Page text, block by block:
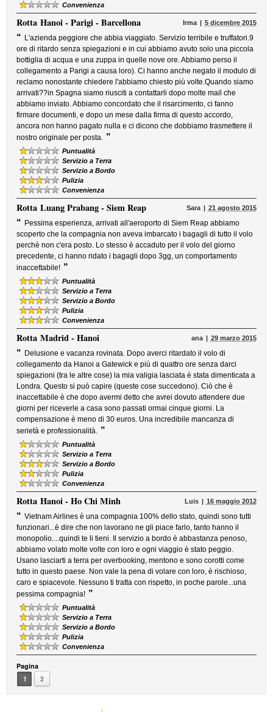
Convenienza
RottaHanoi - Parigi - Barcellona Irma 5 dicembre 2015
“ L'azienda peggiore che abbia viaggiato. Servizio terribile e truffatori.9
ore di ritardo senza spiegazioni e in cui abbiamo avuto solo una piccola
bottiglia di acqua e una zuppa in quelle nove ore. Abbiamo perso il
collegamento a Parigi a causa loro). Ci hanno anche negato il modulo di
reclamo nonostante chiedere l'abbiamo chiesto più volte.Quando siamo
arrivati??in Spagna siamo riusciti a contattarli dopo molte mail che
abbiamo inviato. Abbiamo concordato che il risarcimento, ci fanno
firmare documenti, e dopo un mese dalla firma di questo accordo,
ancora non hanno pagato nulla e ci dicono che dobbiamo trasmettere il
nostro originale per posta. ”
Puntualità
Servizio a Terra
Servizio a Bordo
Pulizia
Convenienza
RottaLuang Prabang - Siem Reap Sara 21 agosto 2015
“ Pessima esperienza, arrivati all'aeroporto di Siem Reap abbiamo
scoperto che la compagnia non aveva imbarcato i bagagli di tutto il volo
perchè non c'era posto. Lo stesso è accaduto per il volo del giorno
precedente, ci hanno ridato i bagagli dopo 3gg, un comportamento
inaccettabile! ”
Puntualità
Servizio a Terra
Servizio a Bordo
Pulizia
Convenienza
RottaMadrid - Hanoi ana 29 marzo 2015
“ Delusione e vacanza rovinata. Dopo averci ritardato il volo di
collegamento da Hanoi a Gatewick e più di quattro ore senza darci
spiegazioni (tra le altre cose) la mia valigia lasciata è stata dimenticata a
Londra. Questo si può capire (queste cose succedono). Ciò che è
inaccettabile è che dopo avermi detto che avrei dovuto attendere due
giorni per riceverle a casa sono passati ormai cinque giorni. La
compensazione è meno di 30 euros. Una incredibile mancanza di
serietà e professionalità. ”
Puntualità
Servizio a Terra
Servizio a Bordo
Pulizia
Convenienza
RottaHanoi - Ho Chi Minh Luis 16 maggio 2012
“ Vietnam Airlines è una compagnia 100% dello stato, quindi sono tutti
funzionari...è dire che non lavorano ne gli piace farlo, tanto hanno il
monopolio....quindi te li tieni. Il servizio a bordo è abbastanza penoso,
abbiamo volato molte volte con loro e ogni viaggio è stato peggio.
Usano lasciarti a terra per overbooking, mentono e sono corotti come
tutto in questo paese. Non vale la pena di volare con loro, è rischioso,
caro e spiacevole. Nessuno ti tratta con rispetto, in poche parole...una
pessima compagnia! ”
Puntualità
Servizio a Terra
Servizio a Bordo
Pulizia
Convenienza
Pagina
1
2